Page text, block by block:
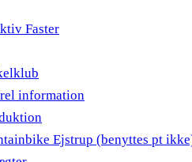
Faster
information
Ejstrup (benyttes pt